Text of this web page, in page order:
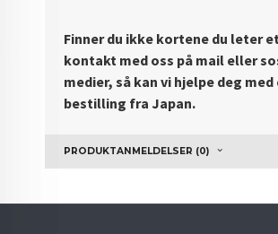
Finner du ikke kortene du leter
kontakt med oss på mail eller
medier, så kan vi hjelpe deg med
bestilling fra Japan.
PRODUKTANMELDELSER (0)